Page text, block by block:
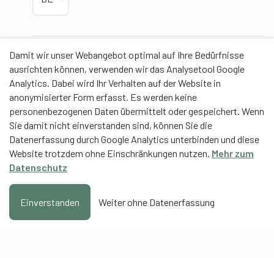
Damit wir unser Webangebot optimal auf Ihre Bedürfnisse
ausrichten können, verwenden wir das Analysetool Google
Analytics. Dabei wird Ihr Verhalten auf der Website in
anonymisierter Form erfasst. Es werden keine
personenbezogenen Daten übermittelt oder gespeichert. Wenn
Sie damit nicht einverstanden sind, können Sie die
Datenerfassung durch Google Analytics unterbinden und diese
Website trotzdem ohne Einschränkungen nutzen. Mehr zum
Datenschutz
Einverstanden Weiter ohne Datenerfassung
Partner
Contentpartner
Eidgenössische Hochschule für Sport Magglingen
EHSM